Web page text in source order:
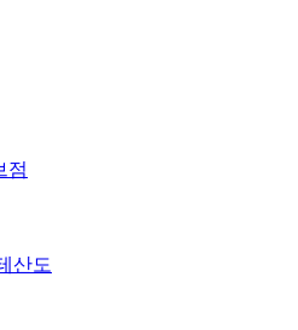
점
산도